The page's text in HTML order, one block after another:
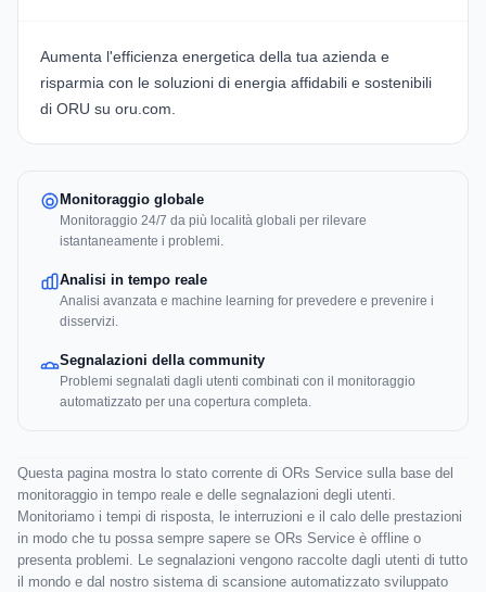
Aumenta l'efficienza energetica della tua azienda e
risparmia con le soluzioni di energia affidabili e sostenibili
di ORU su oru.com.
Monitoraggio globale
Monitoraggio 24/7 da più località globali per rilevare
istantaneamente i problemi.
Analisi in tempo reale
Analisi avanzata e machine learning for prevedere e prevenire i
disservizi.
Segnalazioni della community
Problemi segnalati dagli utenti combinati con il monitoraggio
automatizzato per una copertura completa.
Questa pagina mostra lo stato corrente di ORs Service sulla base del
monitoraggio in tempo reale e delle segnalazioni degli utenti.
Monitoriamo i tempi di risposta, le interruzioni e il calo delle prestazioni
in modo che tu possa sempre sapere se ORs Service è offline o
presenta problemi. Le segnalazioni vengono raccolte dagli utenti di tutto
il mondo e dal nostro sistema di scansione automatizzato sviluppato